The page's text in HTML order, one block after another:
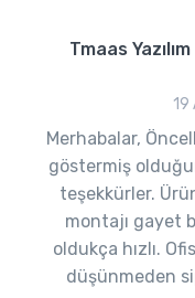
Tmaas
19
Merhabalar,
göstermiş
teşekkürler.
montajı gayet
oldukça hızlı.
düşünmeden